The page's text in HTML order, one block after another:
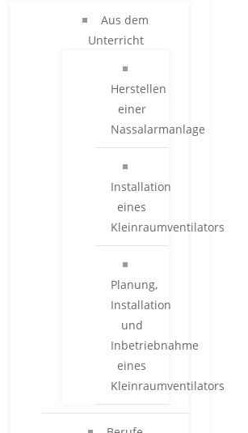
Aus dem
Unterricht
Herstellen
einer
Nassalarmanlage
Installation
eines
Kleinraumventilators
Planung,
Installation
und
Inbetriebnahme
eines
Kleinraumventilators